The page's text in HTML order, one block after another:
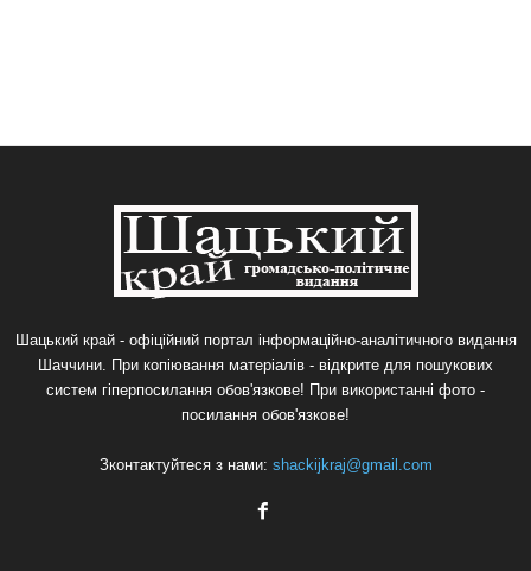
Шацький край - офіційний портал інформаційно-аналітичного видання
Шаччини. При копіювання матеріалів - відкрите для пошукових
систем гіперпосилання обов'язкове! При використанні фото -
посилання обов'язкове!
Зконтактуйтеся з нами: shackijkraj@gmail.com